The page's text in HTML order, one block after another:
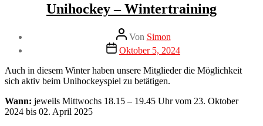
NeuigkeitenUnihockey – Wintertraining
Beitragsautor
Von Simon
Veröffentlichungsdatum
Oktober 5, 2024
Auch in diesem Winter haben unsere Mitglieder die Möglichkeit
sich aktiv beim Unihockeyspiel zu betätigen.
Wann: jeweils Mittwochs 18.15 – 19.45 Uhr vom 23. Oktober
2024 bis 02. April 2025